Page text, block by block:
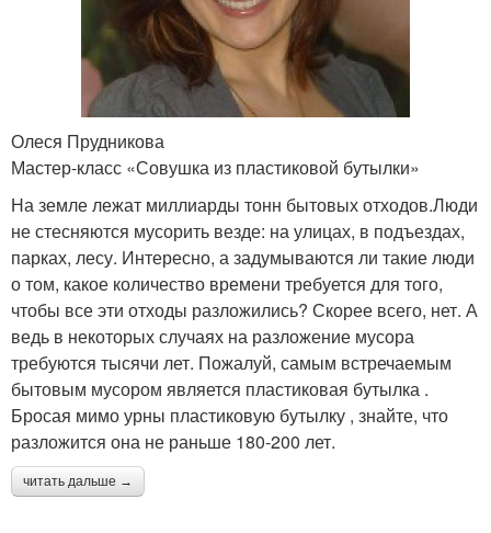
Олеся Прудникова
Мастер-класс «Совушка из пластиковой бутылки»
На земле лежат миллиарды тонн бытовых отходов.Люди
не стесняются мусорить везде: на улицах, в подъездах,
парках, лесу. Интересно, а задумываются ли такие люди
о том, какое количество времени требуется для того,
чтобы все эти отходы разложились? Скорее всего, нет. А
ведь в некоторых случаях на разложение мусора
требуются тысячи лет. Пожалуй, самым встречаемым
бытовым мусором является пластиковая бутылка .
Бросая мимо урны пластиковую бутылку , знайте, что
разложится она не раньше 180-200 лет.
читать дальше →